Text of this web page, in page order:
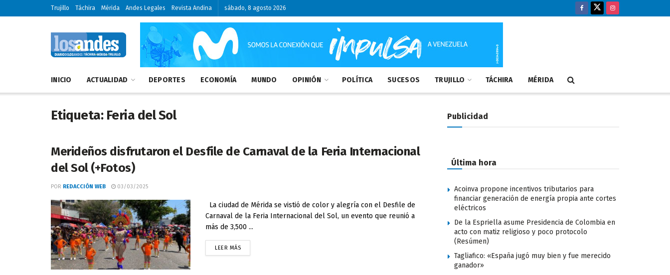
Trujillo Táchira Mérida Andes Legales Revista Andina sábado, 8 agosto 2026
INICIO ACTUALIDAD DEPORTES ECONOMÍA MUNDO OPINIÓN POLÍTICA SUCESOS TRUJILLO TÁCHIRA MÉRIDA
Etiqueta: Feria del Sol
Merideños disfrutaron el Desfile de Carnaval de la Feria Internacional
del Sol (+Fotos)
POR REDACCIÓN WEB 03/03/2025
La ciudad de Mérida se vistió de color y alegría con el Desfile de
Carnaval de la Feria Internacional del Sol, un evento que reunió a
más de 3,500 ...
LEER MÁS
Publicidad
Última hora
Acoinva propone incentivos tributarios para
financiar generación de energía propia ante cortes
eléctricos
De la Espriella asume Presidencia de Colombia en
acto con matiz religioso y poco protocolo
(Resúmen)
Tagliafico: «España jugó muy bien y fue merecido
ganador»